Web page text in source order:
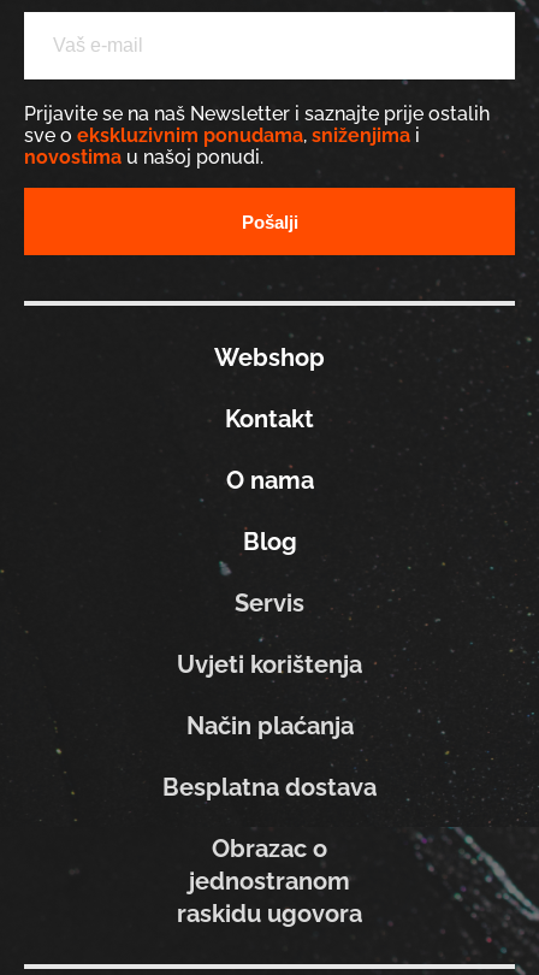
Prijavite se na naš Newsletter i saznajte prije ostalih
sve o ekskluzivnim ponudama, sniženjima i
novostima u našoj ponudi.
Webshop
Kontakt
O nama
Blog
Servis
Uvjeti korištenja
Način plaćanja
Besplatna dostava
Obrazac o
jednostranom
raskidu ugovora